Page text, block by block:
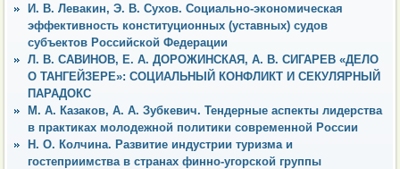
И. В. Левакин, Э. В. Сухов. Социально-экономическая
эффективность конституционных (уставных) судов
субъектов Российской Федерации
Л. В. САВИНОВ, E. А. ДОРОЖИНСКАЯ, А. В. СИГАРЕВ «ДЕЛО
О ТАНГЕЙЗЕРЕ»: СОЦИАЛЬНЫЙ КОНФЛИКТ И СЕКУЛЯРНЫЙ
ПАРАДОКС
М. А. Казаков, А. А. Зубкевич. Тендерные аспекты лидерства
в практиках молодежной политики современной России
Н. О. Колчина. Развитие индустрии туризма и
гостеприимства в странах финно-угорской группы